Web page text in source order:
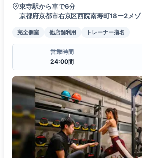
東寺駅から車で6分
京都府京都市右京区西院南寿町18ー2メ
完全個室 他店舗利用 トレーナー指名
営業時間
24:00間